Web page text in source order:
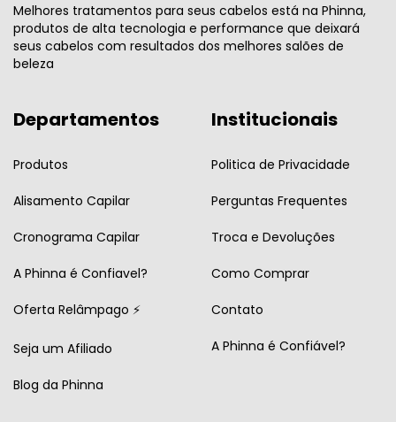
Melhores tratamentos para seus cabelos está na Phinna,
produtos de alta tecnologia e performance que deixará
seus cabelos com resultados dos melhores salões de
beleza
Departamentos
Produtos
Alisamento Capilar
Cronograma Capilar
A Phinna é Confiavel?
Oferta Relâmpago ⚡
Seja um Afiliado
Blog da Phinna
Institucionais
Politica de Privacidade
Perguntas Frequentes
Troca e Devoluções
Como Comprar
Contato
A Phinna é Confiável?